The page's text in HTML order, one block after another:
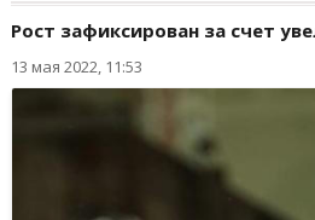
Рост зафиксирован за счет
13 мая 2022, 11:53